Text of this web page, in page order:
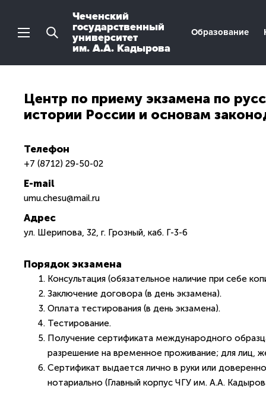
Чеченский
государственный
университет
им. А.А. Кадырова
Образование
Центр по приему экзамена по
истории России и основам
Телефон
+7 (8712) 29-50-02
E-mail
umu.chesu@mail.ru
Адрес
ул. Шерипова, 32, г. Грозный, каб. Г-3-6
Порядок экзамена
Консультация (обязательное наличие при себе
Заключение договора (в день экзамена).
Оплата тестирования (в день экзамена).
Тестирование.
Получение сертификата международного
разрешение на временное проживание; для лиц,
Сертификат выдается лично в руки или
нотариально (Главный корпус ЧГУ им. А.А.